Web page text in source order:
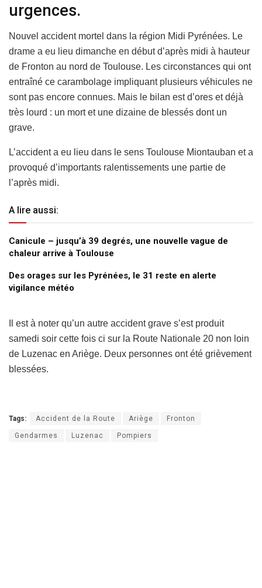
urgences.
Nouvel accident mortel dans la région Midi Pyrénées. Le
drame a eu lieu dimanche en début d’après midi à hauteur
de Fronton au nord de Toulouse. Les circonstances qui ont
entraîné ce carambolage impliquant plusieurs véhicules ne
sont pas encore connues. Mais le bilan est d’ores et déjà
très lourd : un mort et une dizaine de blessés dont un
grave.
L’accident a eu lieu dans le sens Toulouse Miontauban et a
provoqué d’importants ralentissements une partie de
l’après midi.
A lire aussi:
Canicule – jusqu’à 39 degrés, une nouvelle vague de
chaleur arrive à Toulouse
Des orages sur les Pyrénées, le 31 reste en alerte
vigilance météo
Il est à noter qu’un autre accident grave s’est produit
samedi soir cette fois ci sur la Route Nationale 20 non loin
de Luzenac en Ariège. Deux personnes ont été grièvement
blessées.
Tags: Accident de la Route Ariège Fronton
Gendarmes Luzenac Pompiers